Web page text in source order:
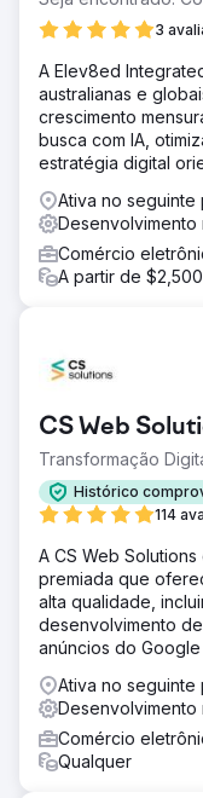
vendas crucial, a
relevantes,
compras online.
Solução
Implementamos
otimizando
palavras-chave
aprimorar o SEO
e melhorar a
necessidades de
baseada em
engajamento e as
mensurável: um
um aumento de
de 313% nas
atraiu mais
tanto o
estratégia contínua
resultados e apoia
negócios da
Ir
3
A Elev8ed
australianas e
crescimento
busca com IA,
estratégia digital
Ativa no seguinte
Comércio
A partir de $2,500
CS Web
Transformação
Histórico
114
A CS Web
premiada que
alta qualidade,
desenvolvimento
anúncios do
Ativa no seguinte
Desenvolvimento
Comércio
Qualquer